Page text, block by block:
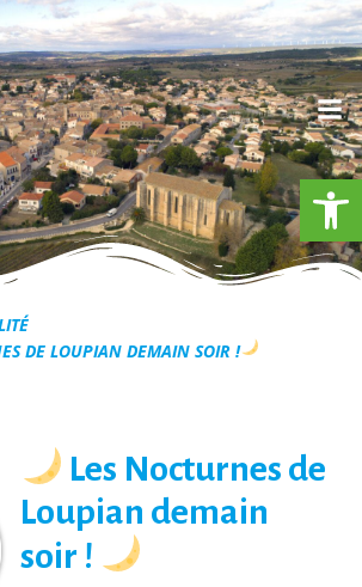
de
DE LOUPIAN DEMAIN SOIR !
​ Les Nocturnes de
Loupian demain
soir !